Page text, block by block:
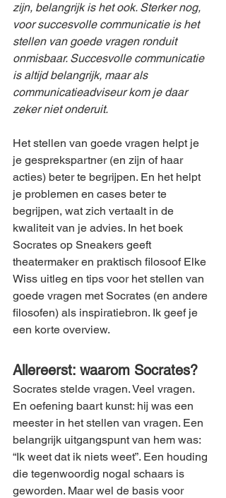
zijn, belangrijk is het ook. Sterker nog,
voor succesvolle communicatie is het
stellen van goede vragen ronduit
onmisbaar. Succesvolle communicatie
is altijd belangrijk, maar als
communicatieadviseur kom je daar
zeker niet onderuit.
Het stellen van goede vragen helpt je
je gesprekspartner (en zijn of haar
acties) beter te begrijpen. En het helpt
je problemen en cases beter te
begrijpen, wat zich vertaalt in de
kwaliteit van je advies. In het boek
Socrates op Sneakers geeft
theatermaker en praktisch filosoof Elke
Wiss uitleg en tips voor het stellen van
goede vragen met Socrates (en andere
filosofen) als inspiratiebron. Ik geef je
een korte overview.
Allereerst: waarom Socrates?
Socrates stelde vragen. Veel vragen.
En oefening baart kunst: hij was een
meester in het stellen van vragen. Een
belangrijk uitgangspunt van hem was:
“Ik weet dat ik niets weet”. Een houding
die tegenwoordig nogal schaars is
geworden. Maar wel de basis voor